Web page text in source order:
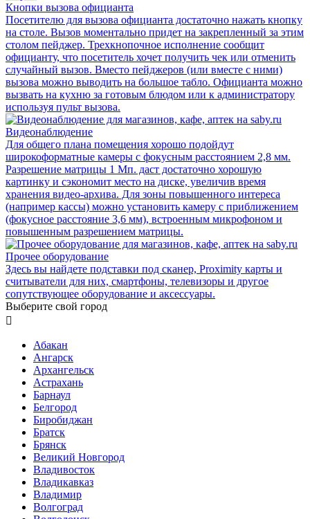
Кнопки вызова официанта
Посетителю для вызова официанта достаточно нажать кнопку
на столе. Вызов моментально придет на закрепленный за этим
столом пейджер. Трехкнопочное исполнение сообщит
официанту, что посетитель хочет получить чек или отменить
случайный вызов. Вместо пейджеров (или вместе с ними)
вызова можно выводить на большое табло. Официанта можно
вызвать на кухню за готовым блюдом или к администратору
используя пульт вызова.
Видеонаблюдение
Для общего плана помещения хорошо подойдут
широкоформатные камеры с фокусным расстоянием 2,8 мм.
Разрешение матрицы 1 Мп. даст достаточно хорошую
картинку и сэкономит место на диске, увеличив время
хранения видео-архива. Для зоны повышенного интереса
(например кассы) можно установить камеру с приближением
(фокусное расстояние 3,6 мм), встроенным микрофоном и
повышенным разрешением матрицы.
Прочее оборудование
Здесь вы найдете подставки под сканер, Proximity карты и
считыватели для них, смартфоны, телевизоры и другое
сопутствующее оборудование и аксессуары.
Выберите свой город

Абакан
Ангарск
Архангельск
Астрахань
Барнаул
Белгород
Биробиджан
Братск
Брянск
Великий Новгород
Владивосток
Владикавказ
Владимир
Волгоград